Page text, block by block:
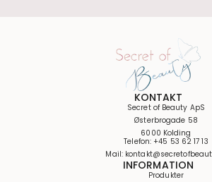
KONTAKT
Secret of Beauty ApS
Østerbrogade 58
6000 Kolding
Telefon: +45 53 62 17 13
Mail:
INFORMATION
Produkter